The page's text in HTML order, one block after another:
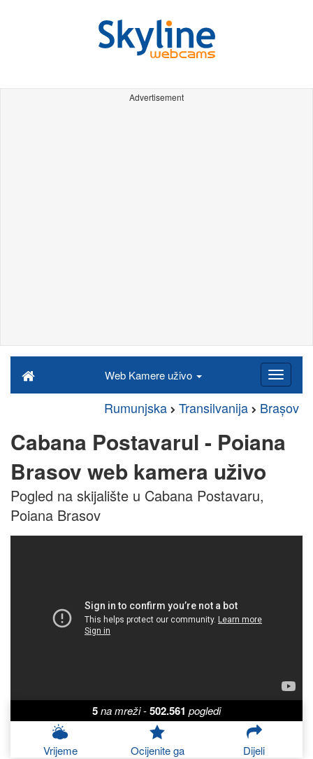
Advertisement
Web Kamere uživo
Rumunjska Transilvanija Brașov
Cabana Postavarul - Poiana
Brasov web kamera uživo
Pogled na skijalište u Cabana Postavaru,
Poiana Brasov
5na mreži-502.561 pogledi
Vrijeme Ocijenite ga Dijeli